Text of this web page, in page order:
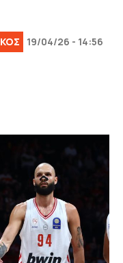
19/04/26 - 14:56